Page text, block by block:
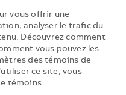
vous offrir une
analyser le trafic du
Découvrez comment
vous pouvez les
des témoins de
ce site, vous
témoins.